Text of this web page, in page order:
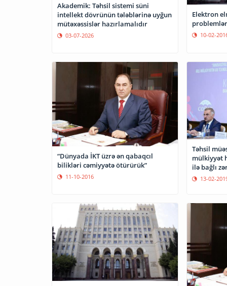
Akademik: Təhsil sistemi süni
intellekt dövrünün tələblərinə uyğun
mütəxəssislər hazırlamalıdır
03-07-2026
Elektron
10-02-
“Dünyada İKT üzrə ən qabaqcıl
bilikləri cəmiyyətə ötürürük”
11-10-2016
Təhsil
mülkiyyət
ilə bağlı
13-02-